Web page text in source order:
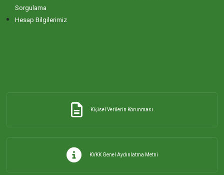
HAYDAR ÇAVUŞ MAHALLESİ
KAYACIK MAHALLESİ
Sorgulama
Hesap Bilgilerimiz
Kişisel Verilerin Korunması
KVKK Genel Aydınlatma Metni